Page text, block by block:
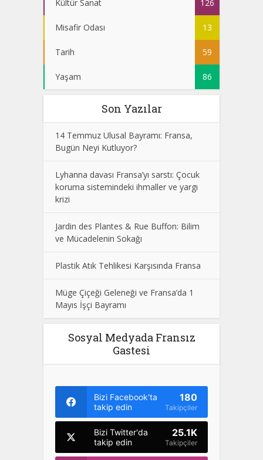
Kültür Sanat 126
Misafir Odası 13
Tarih 59
Yaşam 86
Son Yazılar
14 Temmuz Ulusal Bayramı: Fransa,
Bugün Neyi Kutluyor?
Lyhanna davası Fransa’yı sarstı: Çocuk
koruma sistemindeki ihmaller ve yargı
krizi
Jardin des Plantes & Rue Buffon: Bilim
ve Mücadelenin Sokağı
Plastik Atık Tehlikesi Karşısında Fransa
Müge Çiçeği Geleneği ve Fransa’da 1
Mayıs İşçi Bayramı
Sosyal Medyada Fransız
Gastesi
Bizi Facebook'ta
takip edin
180
Takipçiler
Bizi Twitter'da
takip edin
25.1K
Takipçiler